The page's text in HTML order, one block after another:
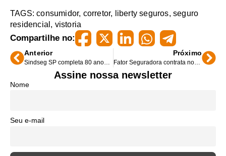
TAGS: consumidor, corretor, liberty seguros,seguro
residencial , vistoria
Compartilhe no:
Anterior Próximo
Fator Seguradora contrata novo diretor de P&C
Assine nossa newsletter
Nome
Seu e-mail